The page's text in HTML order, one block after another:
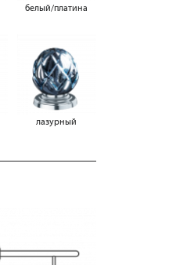
белый/платина
лазурный